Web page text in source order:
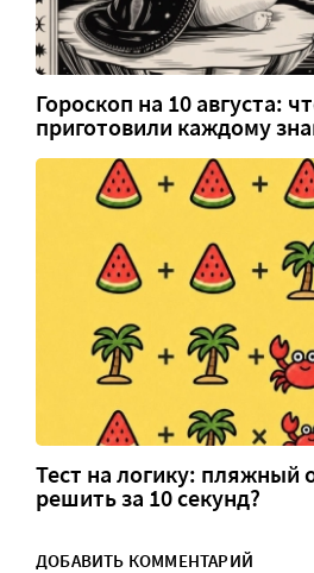
Гороскоп на 10 августа:
приготовили каждому
Тест на логику: пляжный
решить за 10 секунд?
ДОБАВИТЬ КОММЕНТАРИЙ